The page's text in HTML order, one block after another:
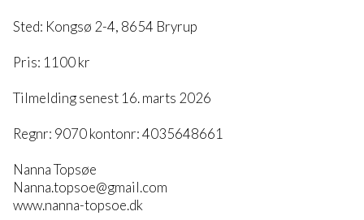
Sted: Kongsø 2-4, 8654 Bryrup
Pris: 1100 kr
Tilmelding senest 16. marts 2026
Regnr: 9070 kontonr: 4035648661
Nanna Topsøe
Nanna.topsoe@gmail.com
www.nanna-topsoe.dk